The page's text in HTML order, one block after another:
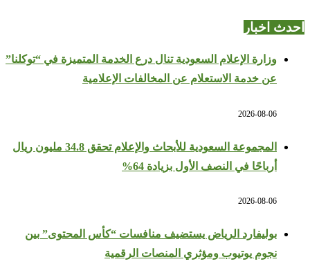
احدث اخبار
وزارة الإعلام السعودية تنال درع الخدمة المتميزة في “توكلنا”
عن خدمة الاستعلام عن المخالفات الإعلامية
2026-08-06
المجموعة السعودية للأبحاث والإعلام تحقق 34.8 مليون ريال
أرباحًا في النصف الأول بزيادة 64%
2026-08-06
بوليفارد الرياض يستضيف منافسات “كأس المحتوى” بين
نجوم يوتيوب ومؤثري المنصات الرقمية